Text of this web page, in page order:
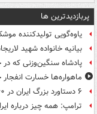
پربازدیدترین ها
یاوه‌گویی تولیدکننده
بیانیه خانواده شهید
پادشاه سنگین‌وزنی که در
ماهواره‌ها خسارت انفجار
۶ دستاورد بزرگ ایران در ۱۶۰ روز رهبری رهبر انقلاب
ترامپ: همه چیز درباره